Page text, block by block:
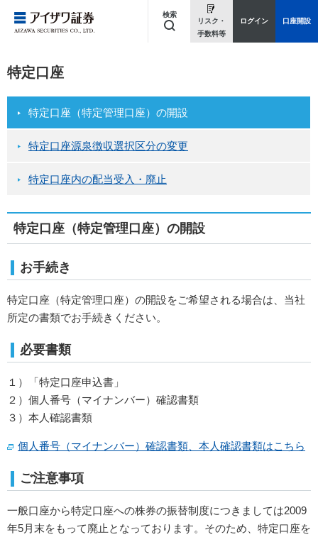
検索
キーワードを入力してください
リスク・
手数料等
ログイン 口座開設
特定口座
特定口座（特定管理口座）の開設
特定口座源泉徴収選択区分の変更
特定口座内の配当受入・廃止
特定口座（特定管理口座）の開設
お手続き
特定口座（特定管理口座）の開設をご希望される場合は、当社
所定の書類でお手続きください。
必要書類
１）「特定口座申込書」
２）個人番号（マイナンバー）確認書類
３）本人確認書類
個人番号（マイナンバー）確認書類、本人確認書類はこちら
ご注意事項
一般口座から特定口座への株券の振替制度につきましては2009
年5月末をもって廃止となっております。そのため、特定口座を